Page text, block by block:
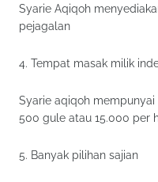
Syarie Aqiqoh
pejagalan
4. Tempat masak milik
Syarie aqiqoh
500 gule atau 15.000 per
5. Banyak pilihan sajian